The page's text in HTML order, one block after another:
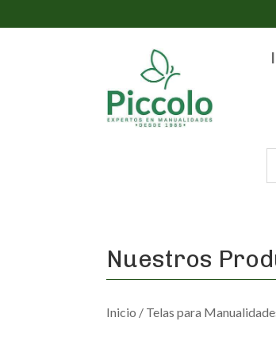
Nuestros
Inicio / Telas para